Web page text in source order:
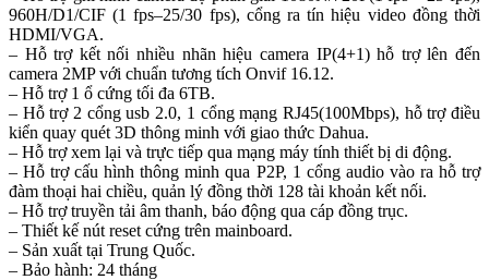
960H/D1/CIF (1 fps–25/30 fps), cổng ra tín hiệu video đồng thời
HDMI/VGA.
– Hỗ trợ kết nối nhiều nhãn hiệu camera IP(4+1) hỗ trợ lên đến
camera 2MP với chuẩn tương tích Onvif 16.12.
– Hỗ trợ 1 ổ cứng tối đa 6TB.
– Hỗ trợ 2 cổng usb 2.0, 1 cổng mạng RJ45(100Mbps), hỗ trợ điều
kiển quay quét 3D thông minh với giao thức Dahua.
– Hỗ trợ xem lại và trực tiếp qua mạng máy tính thiết bị di động.
– Hỗ trợ cấu hình thông minh qua P2P, 1 cổng audio vào ra hỗ trợ
đàm thoại hai chiều, quản lý đồng thời 128 tài khoản kết nối.
– Hỗ trợ truyền tải âm thanh, báo động qua cáp đồng trục.
– Thiết kế nút reset cứng trên mainboard.
– Sản xuất tại Trung Quốc.
– Bảo hành: 24 tháng